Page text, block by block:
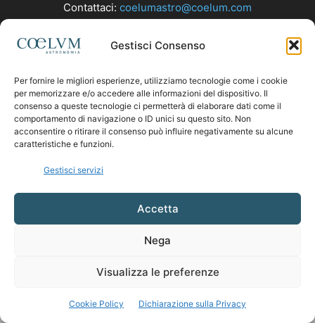
Gestisci Consenso
Per fornire le migliori esperienze, utilizziamo tecnologie come i cookie
per memorizzare e/o accedere alle informazioni del dispositivo. Il
consenso a queste tecnologie ci permetterà di elaborare dati come il
comportamento di navigazione o ID unici su questo sito. Non
acconsentire o ritirare il consenso può influire negativamente su alcune
caratteristiche e funzioni.
Gestisci servizi
Accetta
Nega
Visualizza le preferenze
Cookie Policy Dichiarazione sulla Privacy
Contattaci: coelumastro@coelum.com
SEGUICI